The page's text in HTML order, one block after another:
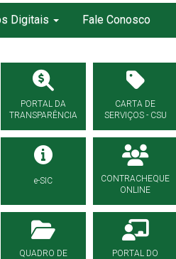
Digitais Fale Conosco
PORTAL DA
TRANSPARÊNCIA
CARTA DE
SERVIÇOS - CSU
e-SIC
CONTRACHEQUE
ONLINE
QUADRO DE
PORTAL DO